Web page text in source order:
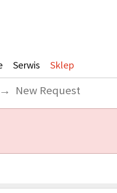
Serwis Sklep
→ New Request